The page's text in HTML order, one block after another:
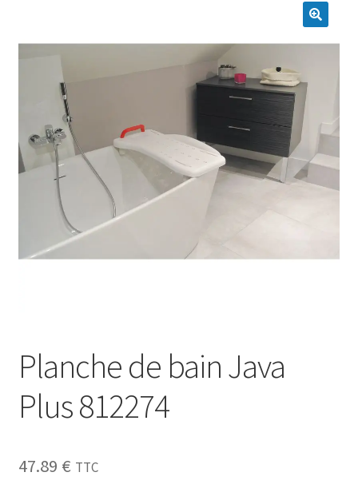
Vêtements & Chaussures
Sécurité
0.00 €
Planche de bain Java
Plus 812274
47.89 € TTC